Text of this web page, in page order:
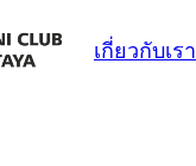
เกี่ยวกับเรา